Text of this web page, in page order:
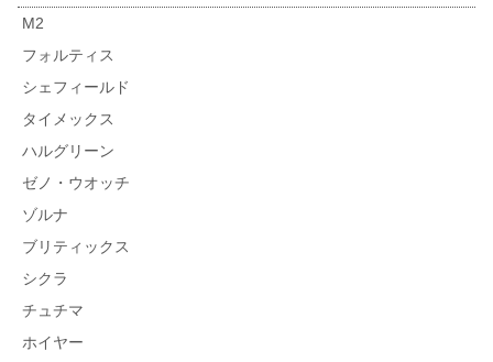
M2
フォルティス
シェフィールド
タイメックス
ハルグリーン
ゼノ・ウオッチ
ゾルナ
ブリティックス
シクラ
チュチマ
ホイヤー